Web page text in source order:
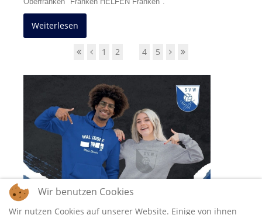
Weiterlesen
1 2 4 5
Wir benutzen Cookies
Wir nutzen Cookies auf unserer Website. Einige von ihnen